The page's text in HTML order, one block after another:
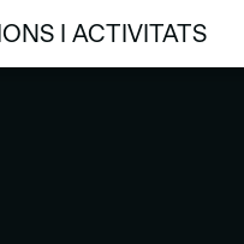
I ACTIVITATS
I ACTIVITATS